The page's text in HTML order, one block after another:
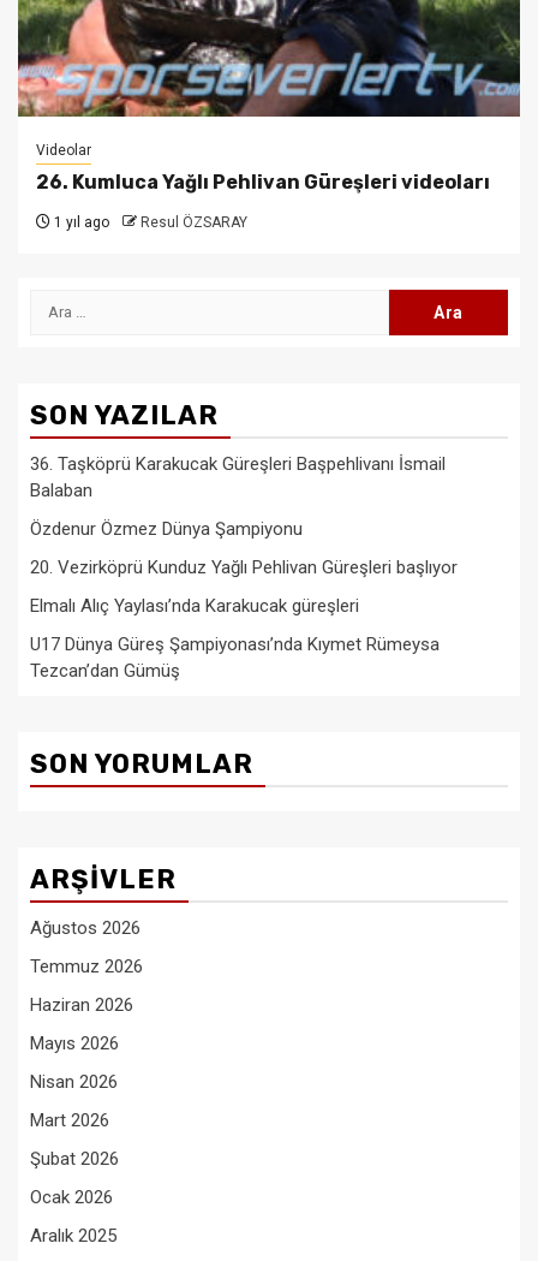
Videolar
26. Kumluca Yağlı Pehlivan Güreşleri videoları
1 yıl ago Resul ÖZSARAY
Arama:
SON YAZILAR
36. Taşköprü Karakucak Güreşleri Başpehlivanı İsmail
Balaban
Özdenur Özmez Dünya Şampiyonu
20. Vezirköprü Kunduz Yağlı Pehlivan Güreşleri başlıyor
Elmalı Alıç Yaylası’nda Karakucak güreşleri
U17 Dünya Güreş Şampiyonası’nda Kıymet Rümeysa
Tezcan’dan Gümüş
SON YORUMLAR
ARŞIVLER
Ağustos 2026
Temmuz 2026
Haziran 2026
Mayıs 2026
Nisan 2026
Mart 2026
Şubat 2026
Ocak 2026
Aralık 2025